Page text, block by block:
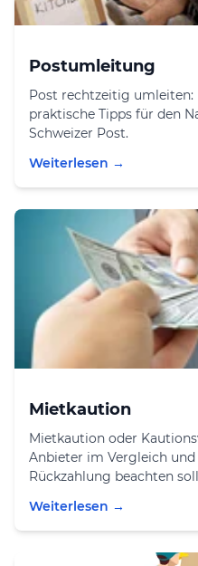
Postumleitung
Post rechtzeitig umleiten:
praktische Tipps für den
Schweizer Post.
Weiterlesen →
Mietkaution
Mietkaution oder
Anbieter im Vergleich und
Rückzahlung beachten
Weiterlesen →